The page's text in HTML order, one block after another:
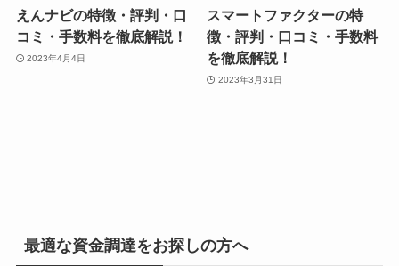
えんナビの特徴・評判・口
コミ・手数料を徹底解説！
2023年4月4日
スマートファクターの特
徴・評判・口コミ・手数料
を徹底解説！
2023年3月31日
最適な資金調達をお探しの方へ